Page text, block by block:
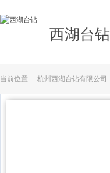
西湖台钻
当前位置: 杭州西湖台钻有限公司